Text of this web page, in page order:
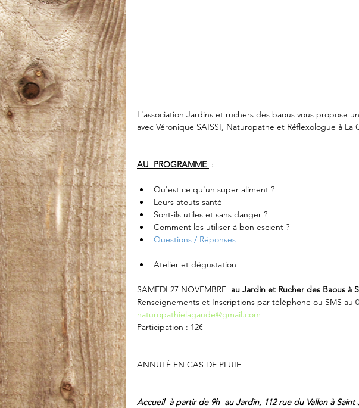
L'association Jardins et ruchers des baous vous propose
avec Véronique SAISSI, Naturopathe et Réflexologue à La
AU  PROGRAMME :
Qu'est ce qu'un super aliment ?
Leurs atouts santé
Sont-ils utiles et sans danger ?
Comment les utiliser à bon escient ?
Questions / Réponses
Atelier et dégustation
SAMEDI 27 NOVEMBRE
au Jardin et Rucher des Baous à
Renseignements et Inscriptions par téléphone ou SMS au
naturopathielagaude@gmail.com
Participation : 12€
ANNULÉ EN CAS DE PLUIE
Accueil  à partir de 9h  au Jardin, 112 rue du Vallon à